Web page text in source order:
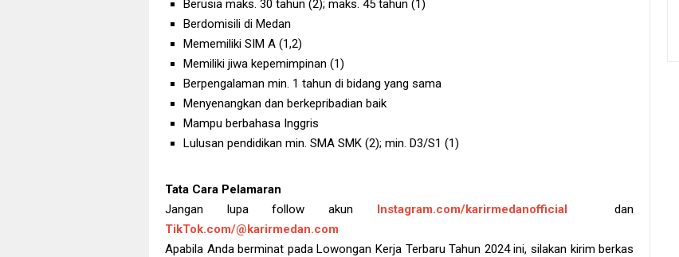
Berusia maks. 30 tahun (2); maks. 45 tahun (1)
Berdomisili di Medan
Mememiliki SIM A (1,2)
Memiliki jiwa kepemimpinan (1)
Berpengalaman min. 1 tahun di bidang yang sama
Menyenangkan dan berkepribadian baik
Mampu berbahasa Inggris
Lulusan pendidikan min. SMA SMK (2); min. D3/S1 (1)
Tata Cara Pelamaran
Jangan lupa follow akun Instagram.com/karirmedanofficial dan
TikTok.com/@karirmedan.com
Apabila Anda berminat pada Lowongan Kerja Terbaru Tahun 2024 ini, silakan kirim berkas